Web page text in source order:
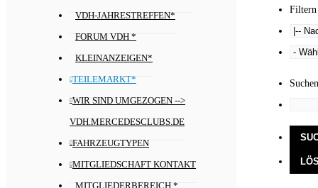
VDH-JAHRESTREFFEN*
FORUM VDH *
KLEINANZEIGEN*
TEILEMARKT*
WIR SIND UMGEZOGEN -->
VDH.MERCEDESCLUBS.DE
FAHRZEUGTYPEN
MITGLIEDSCHAFT KONTAKT
MITGLIEDERBEREICH *
Filtern
Suchen